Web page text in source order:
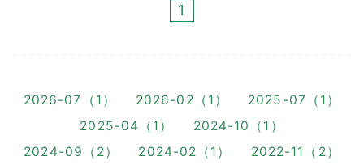
1
2026-07（1） 2026-02（1）
2025-07（1）
2025-04（1）
2024-10（1）
2024-09（2）
2024-02（1）
2022-11（2）